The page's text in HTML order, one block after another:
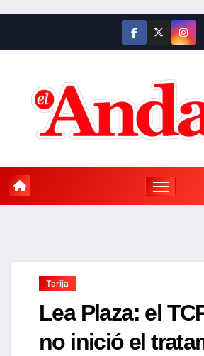
contenido
Tarija
Lea Plaza: el
no inició el